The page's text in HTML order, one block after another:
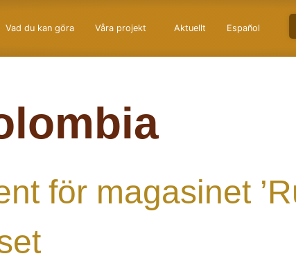
Vad du kan göra Våra projekt Aktuellt Español
för magasinet